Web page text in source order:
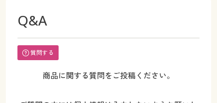
Q&A
質問する
商品に関する質問をご投稿ください。